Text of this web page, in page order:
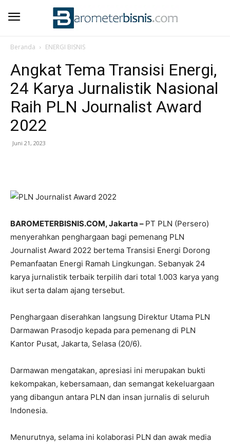
Beranda ENERGI BISNIS
Angkat Tema Transisi Energi,
24 Karya Jurnalistik Nasional
Raih PLN Journalist Award
2022
Juni 21, 2023
BAROMETERBISNIS.COM, Jakarta – PT PLN (Persero)
menyerahkan penghargaan bagi pemenang PLN
Journalist Award 2022 bertema Transisi Energi Dorong
Pemanfaatan Energi Ramah Lingkungan. Sebanyak 24
karya jurnalistik terbaik terpilih dari total 1.003 karya yang
ikut serta dalam ajang tersebut.
Penghargaan diserahkan langsung Direktur Utama PLN
Darmawan Prasodjo kepada para pemenang di PLN
Kantor Pusat, Jakarta, Selasa (20/6).
Darmawan mengatakan, apresiasi ini merupakan bukti
kekompakan, kebersamaan, dan semangat kekeluargaan
yang dibangun antara PLN dan insan jurnalis di seluruh
Indonesia.
Menurutnya, selama ini kolaborasi PLN dan awak media